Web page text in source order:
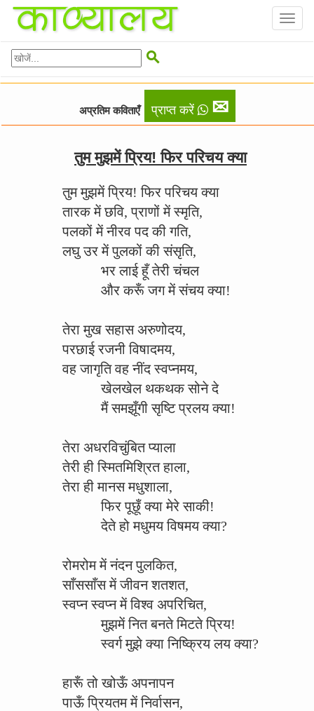

अप्रतिम कविताएँ प्राप्त करें ✉
तुम मुझमें प्रिय! फिर परिचय क्या
तुम मुझमें प्रिय! फिर परिचय क्या
तारक में छवि, प्राणों में स्मृति,
पलकों में नीरव पद की गति,
लघु उर में पुलकों की संसृति,
भर लाई हूँ तेरी चंचल
और करूँ जग में संचय क्या!
तेरा मुख सहास अरुणोदय,
परछाई रजनी विषादमय,
वह जागृति वह नींद स्वप्नमय,
खेलखेल थकथक सोने दे
मैं समझूँगी सृष्टि प्रलय क्या!
तेरा अधरविचुंबित प्याला
तेरी ही स्मितमिश्रित हाला,
तेरा ही मानस मधुशाला,
फिर पूछूँ क्या मेरे साकी!
देते हो मधुमय विषमय क्या?
रोमरोम में नंदन पुलकित,
साँससाँस में जीवन शतशत,
स्वप्न स्वप्न में विश्व अपरिचित,
मुझमें नित बनते मिटते प्रिय!
स्वर्ग मुझे क्या निष्क्रिय लय क्या?
हारूँ तो खोऊँ अपनापन
पाऊँ प्रियतम में निर्वासन,